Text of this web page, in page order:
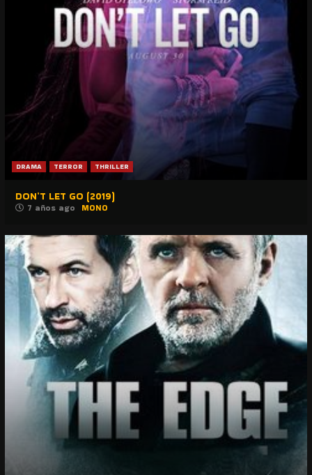
DRAMA TERROR THRILLER
DON’T LET GO (2019)
7 años ago MONO